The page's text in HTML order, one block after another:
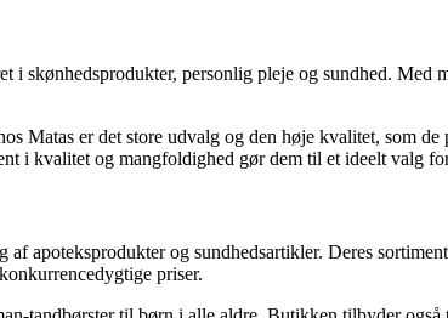
i skønhedsprodukter, personlig pleje og sundhed.
Matas er det store udvalg og den høje kvalitet, som
i kvalitet og mangfoldighed gør dem til et ideelt valg
apoteksprodukter og sundhedsartikler. Deres
priser.